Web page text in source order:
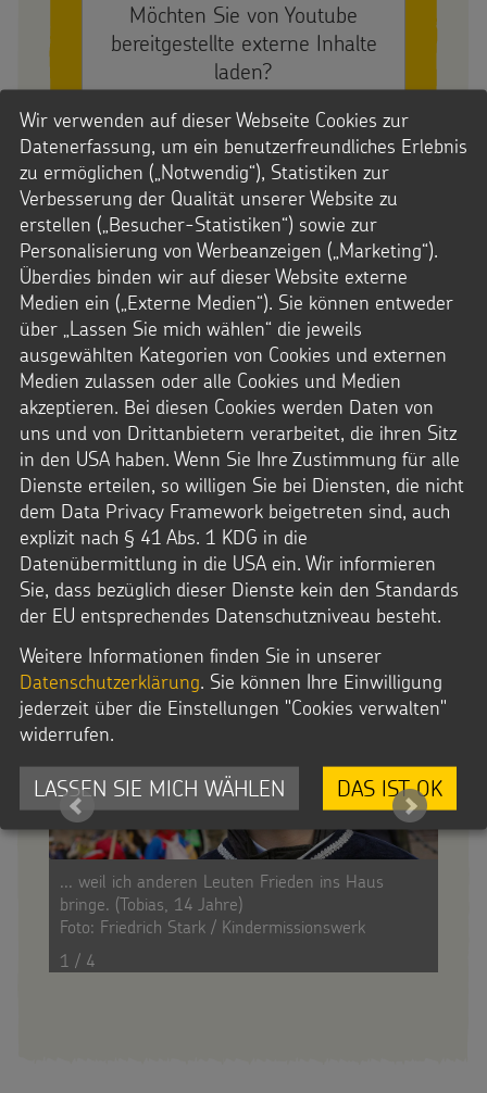
Möchten Sie von Youtube
bereitgestellte externe Inhalte
laden?
JA
IMMER
Ich bin Sternsinger...
... weil ich anderen Leuten Frieden ins Haus
bringe. (Tobias, 14 Jahre)
Foto: Friedrich Stark / Kindermissionswerk
1 / 4
Wir verwenden auf dieser Webseite Cookies zur
Datenerfassung, um ein benutzerfreundliches Erlebnis
zu ermöglichen („Notwendig“), Statistiken zur
Verbesserung der Qualität unserer Website zu
erstellen („Besucher-Statistiken“) sowie zur
Personalisierung von Werbeanzeigen („Marketing“).
Überdies binden wir auf dieser Website externe
Medien ein („Externe Medien“). Sie können entweder
über „Lassen Sie mich wählen“ die jeweils
ausgewählten Kategorien von Cookies und externen
Medien zulassen oder alle Cookies und Medien
akzeptieren. Bei diesen Cookies werden Daten von
uns und von Drittanbietern verarbeitet, die ihren Sitz
in den USA haben. Wenn Sie Ihre Zustimmung für alle
Dienste erteilen, so willigen Sie bei Diensten, die nicht
dem Data Privacy Framework beigetreten sind, auch
explizit nach § 41 Abs. 1 KDG in die
Datenübermittlung in die USA ein. Wir informieren
Sie, dass bezüglich dieser Dienste kein den Standards
der EU entsprechendes Datenschutzniveau besteht.
Weitere Informationen finden Sie in unserer
Datenschutzerklärung. Sie können Ihre Einwilligung
jederzeit über die Einstellungen "Cookies verwalten"
widerrufen.
LASSEN SIE MICH WÄHLEN DAS IST OK